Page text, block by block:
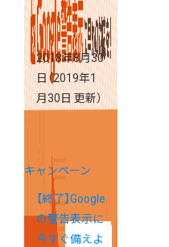
2018年8月30
日（2019年1
月30日 更新）
キャンペーン
【終了】Google
の警告表示に
今すぐ備えよ